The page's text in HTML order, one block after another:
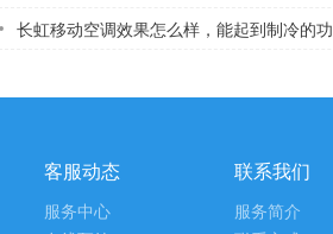
长虹移动空调效果怎么样，能起到制冷的功能吗_13|长虹移动空调效果怎么样，值得购...
客服动态
服务中心
联系我们
服务简介